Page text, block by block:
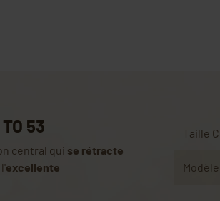
53
central qui se rétracte
excellente
Taille
Modèle